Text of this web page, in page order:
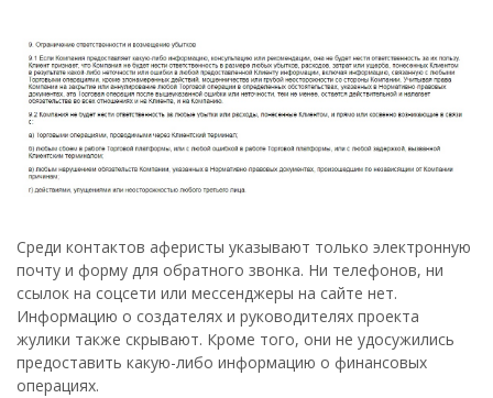
Среди контактов аферисты указывают только электронную
почту и форму для обратного звонка. Ни телефонов, ни
ссылок на соцсети или мессенджеры на сайте нет.
Информацию о создателях и руководителях проекта
жулики также скрывают. Кроме того, они не удосужились
предоставить какую-либо информацию о финансовых
операциях.